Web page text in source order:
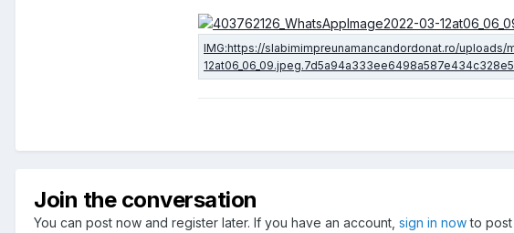
Join the conversation
You can post now and register later. If you have an account, sign in nowto post